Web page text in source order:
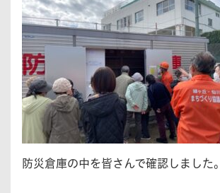
防災倉庫の中を皆さんで確認しました。